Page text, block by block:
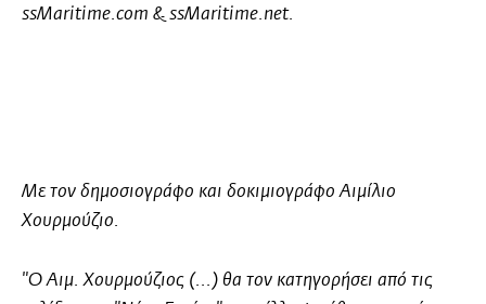
ssMaritime.com & ssMaritime.net.
Με τον δημοσιογράφο και δοκιμιογράφοΑιμίλιο
Χουρμούζιο.
"Ο Αιμ. Χουρμούζιος (...) θα τον κατηγορήσει από τις